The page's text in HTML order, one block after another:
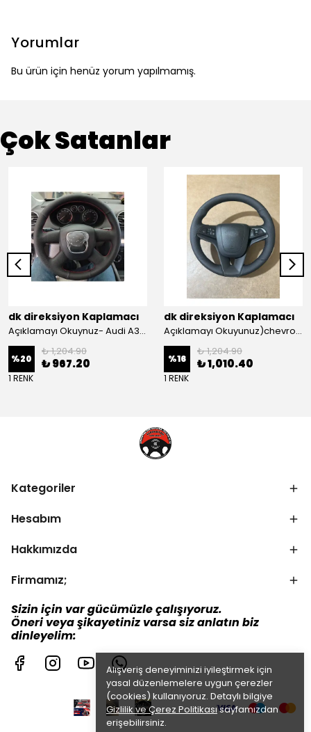
Alışveriş deneyiminizi iyileştirmek için
yasal düzenlemelere uygun çerezler
(cookies) kullanıyoruz. Detaylı bilgiye
Gizlilik ve Çerez Politikasısayfamızdan
erişebilirsiniz.
Yorumlar
Bu ürün için henüz yorum yapılmamış.
Çok Satanlar
dk direksiyon Kaplamacı
Açıklamayı Okuynuz- Audi A3 Sportback Araca Özel Direksiyon Kılıfı Kırmızı Ipli
%20
₺ 1,204.90
₺ 967.20
1 RENK
dk direksiyon Kaplamacı
Açıklamayı Okuyunuz)chevrolet Aveo Lt-ls Araca Özel Direksiyon Kılıfı (plastik Kapaksız Direksiyon
%16
₺ 1,204.90
₺ 1,010.40
1 RENK
Kategoriler
Hesabım
Hakkımızda
Firmamız;
Sizin için var gücümüzle çalışıyoruz.
Öneri veya şikayetiniz varsa siz anlatın biz
dinleyelim: